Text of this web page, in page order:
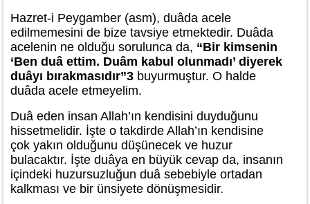
Hazret-i Peygamber (asm), duâda acele
edilmemesini de bize tavsiye etmektedir. Duâda
acelenin ne olduğu sorulunca da, “Bir kimsenin
‘Ben duâ ettim. Duâm kabul olunmadı’ diyerek
duâyı bırakmasıdır”3 buyurmuştur. O halde
duâda acele etmeyelim.
Duâ eden insan Allah’ın kendisini duyduğunu
hissetmelidir. İşte o takdirde Allah’ın kendisine
çok yakın olduğunu düşünecek ve huzur
bulacaktır. İşte duâya en büyük cevap da, insanın
içindeki huzursuzluğun duâ sebebiyle ortadan
kalkması ve bir ünsiyete dönüşmesidir.